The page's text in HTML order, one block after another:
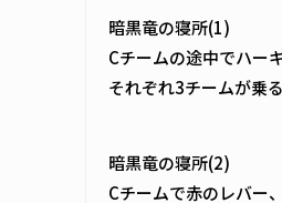
暗黒竜の寝所(1)
Cチームの途中でハー
それぞれ3チームが乗
暗黒竜の寝所(2)
Cチームで赤のレバー